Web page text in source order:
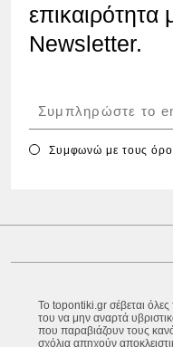
Newsletter.
Συμφωνώ με τους
Το topontiki.gr σέβεται όλες
του να μην αναρτά
που παραβιάζουν τους
σχόλια απηχούν